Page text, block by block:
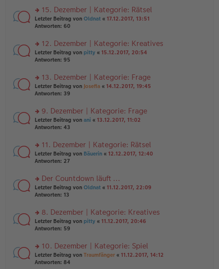
tr
a
g
e
n
er
tr
a
g
n
g
el
e
n
er
tr
a
g
rs
te
n
g
el
e
n
er
tr
a
g
15. Dezember | Kategorie: Rätsel
Letzter Beitrag von Oldnat « 17.12.2017, 13:51
Antworten: 60
rs
te
n
g
el
e
n
er
tr
a
g
12. Dezember | Kategorie: Kreatives
Letzter Beitrag von pitty « 15.12.2017, 20:54
Antworten: 95
rs
te
n
g
el
e
n
er
tr
a
g
13. Dezember | Kategorie: Frage
Letzter Beitrag von Josefia « 14.12.2017, 19:45
Antworten: 39
rs
te
n
g
el
e
n
er
tr
a
g
9. Dezember | Kategorie: Frage
Letzter Beitrag von ani « 13.12.2017, 11:02
Antworten: 43
rs
te
n
g
el
e
n
er
tr
a
g
11. Dezember | Kategorie: Rätsel
Letzter Beitrag von Bäuerin « 12.12.2017, 12:40
Antworten: 27
rs
te
n
g
el
e
n
er
Der Countdown läuft ...
Letzter Beitrag von Oldnat « 11.12.2017, 22:09
Antworten: 13
rs
te
n
g
el
8. Dezember | Kategorie: Kreatives
Letzter Beitrag von pitty « 11.12.2017, 20:46
Antworten: 59
rs
te
10. Dezember | Kategorie: Spiel
Letzter Beitrag von Traumfänger « 11.12.2017, 14:12
Antworten: 84